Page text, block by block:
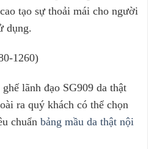
tạo sự thoải mái cho người
dụng.
1260)
lãnh đạo SG909 da thật
ra quý khách có thể chọn
chuẩn bảng mầu da thật nội